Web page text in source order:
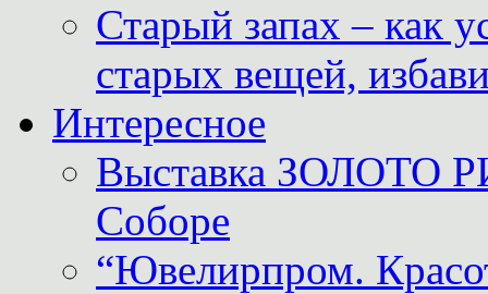
Старый запах – как
старых вещей,
Интересное
Выставка ЗОЛОТО
Соборе
“Ювелирпром.